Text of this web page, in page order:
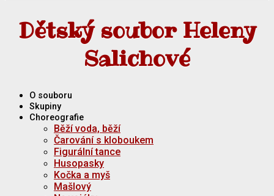
Dětský soubor Heleny
Salichové
O souboru
Skupiny
Choreografie
Běží voda, běží
Čarování s kloboukem
Figurální tance
Husopasky
Kočka a myš
Mašlový